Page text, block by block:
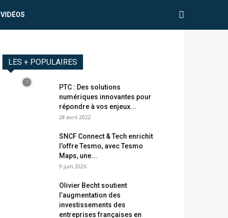
VIDÉOS
LES + POPULAIRES
PTC : Des solutions
numériques innovantes pour
répondre à vos enjeux...
28 avril 2022
SNCF Connect & Tech enrichit
l’offre Tesmo, avec Tesmo
Maps, une...
9 juin 2026
Olivier Becht soutient
l’augmentation des
investissements des
entreprises françaises en